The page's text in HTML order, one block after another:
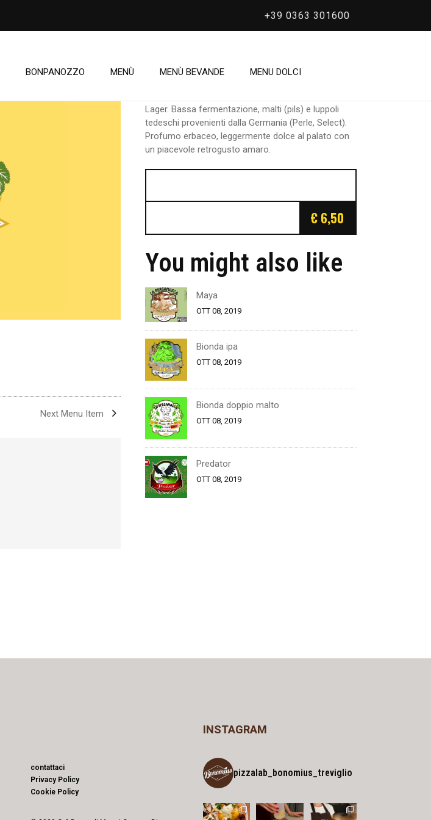
+39 0363 301600
BONPANOZZO MENÙ MENÙ BEVANDE MENU DOLCI
Next Menu Item
Bionda
Lager. Bassa fermentazione, malti (pils) e luppoli
tedeschi provenienti dalla Germania (Perle, Select).
Profumo erbaceo, leggermente dolce al palato con
un piacevole retrogusto amaro.
€ 6,50
You might also like
Maya
OTT 08, 2019
Bionda ipa
OTT 08, 2019
Bionda doppio malto
OTT 08, 2019
Predator
OTT 08, 2019
contattaci
Privacy Policy
Cookie Policy
INSTAGRAM
pizzalab_bonomius_treviglio